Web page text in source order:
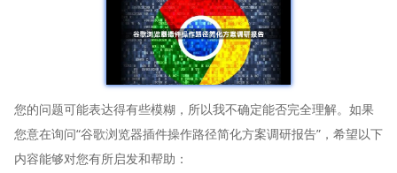
您的问题可能表达得有些模糊，所以我不确定能否完全理解。如果
您意在询问“谷歌浏览器插件操作路径简化方案调研报告”，希望以下
内容能够对您有所启发和帮助：